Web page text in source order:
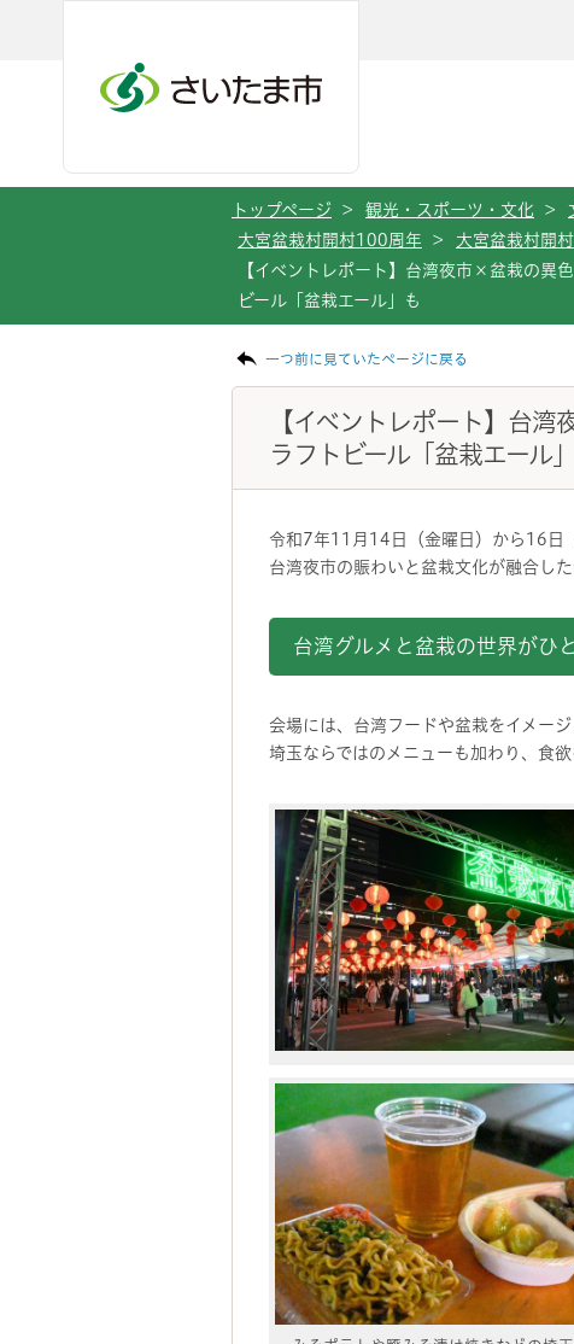
トップページ > 観光・スポーツ・文化 >
大宮盆栽村開村100周年
> 大宮盆栽村開
【イベントレポート】台湾夜市×盆栽の異
ビール「盆栽エール」も
一つ前に見ていたページに戻る
【イベントレポート】台
ラフトビール「盆栽エール
令和7年11月14日（金曜日）から16日
台湾夜市の賑わいと盆栽文化が融合し
台湾グルメと盆栽の世界がひ
会場には、台湾フードや盆栽をイメー
埼玉ならではのメニューも加わり、食